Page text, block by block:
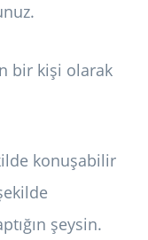
bir kişi olarak
konuşabilir
şeysin.